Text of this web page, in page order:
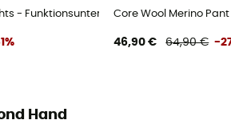
- Funktionsunterwäsche - Damen
Core Wool Merino
46,90 € 64,90 € -
Hand